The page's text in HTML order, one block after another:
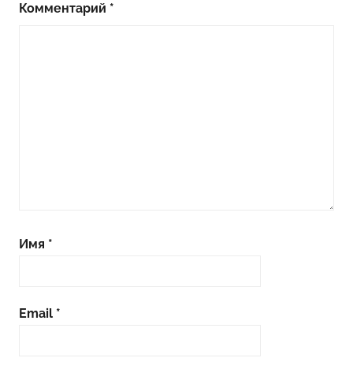
Комментарий *
Имя *
Email *